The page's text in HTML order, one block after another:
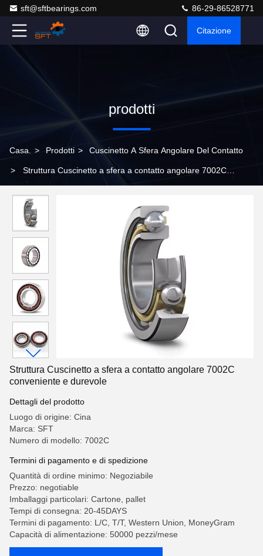
sft@sftbearings.com 86-29-86528771
Citazione
prodotti
Casa. > Prodotti > Cuscinetto A Sfera Angolare Del Contatto
> Struttura Cuscinetto a sfera a contatto angolare 7002C
Struttura Cuscinetto a sfera a contatto angolare 7002C
conveniente e durevole
Dettagli del prodotto
Luogo di origine: Cina
Marca: SFT
Numero di modello: 7002C
Termini di pagamento e di spedizione
Quantità di ordine minimo: Negoziabile
Prezzo: negotiable
Imballaggi particolari: Cartone, pallet
Tempi di consegna: 20-45DAYS
Termini di pagamento: L/C, T/T, Western Union, MoneyGram
Capacità di alimentazione: 50000 pezzi/mese